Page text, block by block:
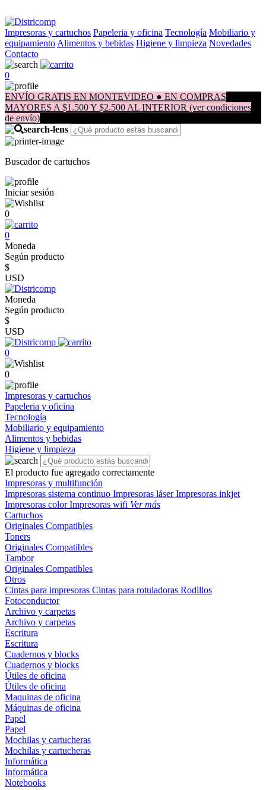
Impresoras y cartuchos Papeleria y oficina Tecnología Mobiliario y
equipamiento Alimentos y bebidas Higiene y limpieza Novedades
Contacto
0
ENVÍO GRATIS EN MONTEVIDEO ● EN COMPRAS
MAYORES A $1.500 Y $2.500 AL INTERIOR (ver condiciones
de envío)
Buscador de cartuchos
Iniciar sesión
0
0
Moneda
Según producto
$
USD
Moneda
Según producto
$
USD
0
0
Impresoras y cartuchos
Papeleria y oficina
Tecnología
Mobiliario y equipamiento
Alimentos y bebidas
Higiene y limpieza
El producto fue agregado correctamente
Impresoras y multifunción
Impresoras sistema continuo Impresoras láserImpresoras inkjet
Impresoras colorImpresoras wifi Ver más
Cartuchos
Originales Compatibles
Toners
Originales Compatibles
Tambor
Originales Compatibles
Otros
Cintas para impresoras Cintas para rotuladoras Rodillos
Fotoconductor
Archivo y carpetas
Archivo y carpetas
Escritura
Escritura
Cuadernos y blocks
Cuadernos y blocks
Útiles de oficina
Útiles de oficina
Maquinas de oficina
Máquinas de oficina
Papel
Papel
Mochilas y cartucheras
Mochilas y cartucheras
Informática
Informática
Notebooks